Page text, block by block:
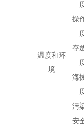
温度和环
境
操
存
海
污
安